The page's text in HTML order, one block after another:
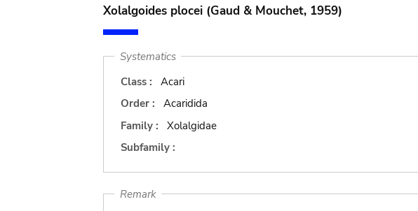
Xolalgoides plocei (Gaud & Mouchet, 1959)
Systematics
Class :
Acari
Order :
Acaridida
Family :
Xolalgidae
Subfamily :
Remark